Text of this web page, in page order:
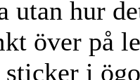
utan hur
över på
i